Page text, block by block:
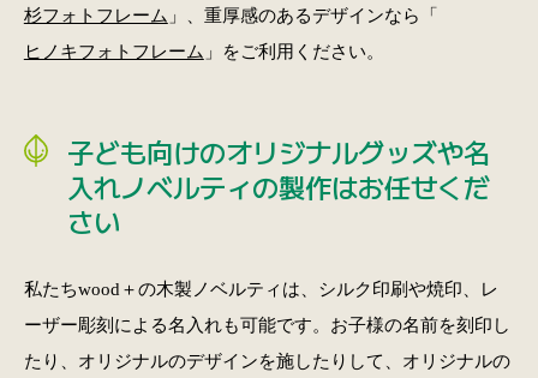
杉フォトフレーム 」、重厚感のあるデザインなら「
ヒノキフォトフレーム 」をご利用ください。
子ども向けのオリジナルグッズや名
入れノベルティの製作はお任せくだ
さい
私たちwood＋の木製ノベルティは、シルク印刷や焼印、レ
ーザー彫刻による名入れも可能です。お子様の名前を刻印し
たり、オリジナルのデザインを施したりして、オリジナルの